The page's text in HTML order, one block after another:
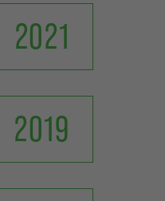
2021
2019